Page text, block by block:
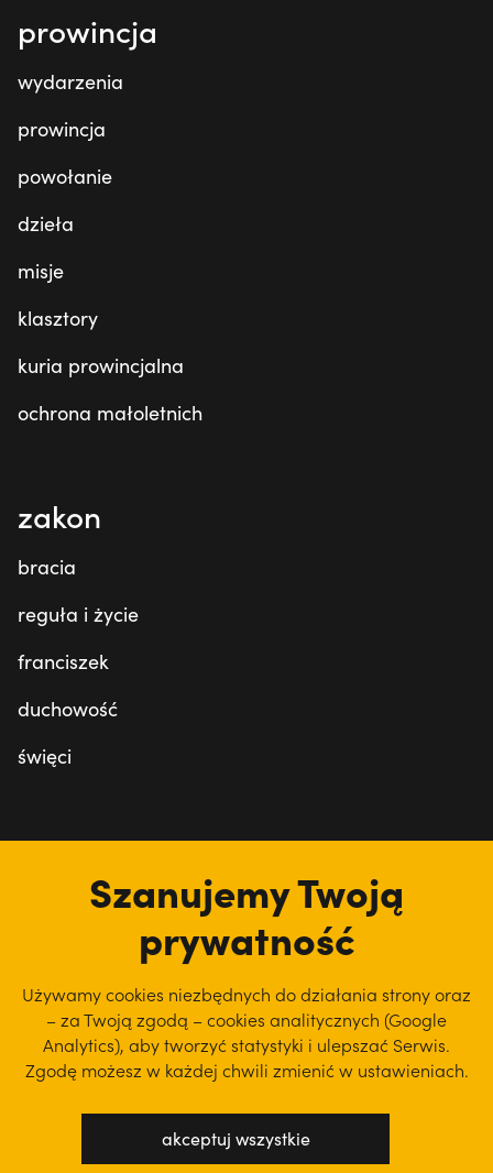
prowincja
wydarzenia
prowincja
powołanie
dzieła
misje
klasztory
kuria prowincjalna
ochrona małoletnich
zakon
bracia
reguła i życie
franciszek
duchowość
święci
Szanujemy Twoją
prywatność
Używamy cookies niezbędnych do działania strony oraz
– za Twoją zgodą – cookies analitycznych (Google
Analytics), abytworzyć statystyki i ulepszać Serwis.
Zgodę możesz w każdej chwili zmienić w ustawieniach.
akceptuj wszystkie